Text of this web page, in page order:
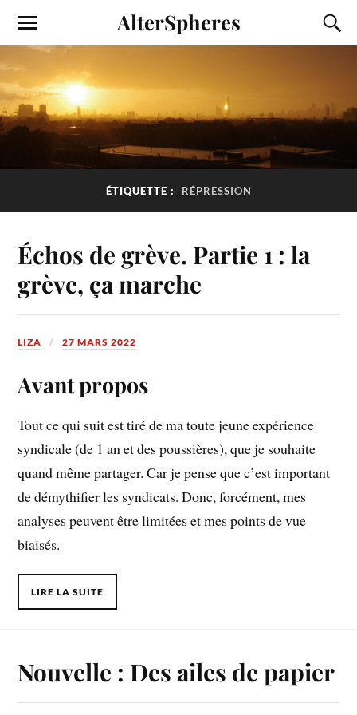
AlterSpheres
ÉTIQUETTE : RÉPRESSION
Échos de grève. Partie 1 : la
grève, ça marche
LIZA 27 MARS 2022
Avant propos
Tout ce qui suit est tiré de ma toute jeune expérience
syndicale (de 1 an et des poussières), que je souhaite
quand même partager. Car je pense que c’est important
de démythifier les syndicats. Donc, forcément, mes
analyses peuvent être limitées et mes points de vue
biaisés.
LIRE LA SUITE
Nouvelle : Des ailes de papier